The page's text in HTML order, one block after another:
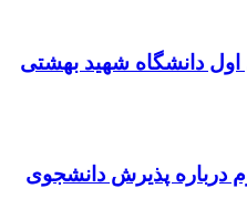
دانشگاه شهید بهشتی
درباره پذیرش دانشجوی